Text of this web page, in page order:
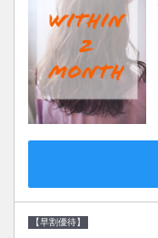
【早割優待】